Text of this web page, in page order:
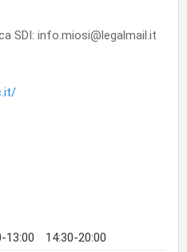
SDI: info.miosi@legalmail.it
13:00 14:30-20:00